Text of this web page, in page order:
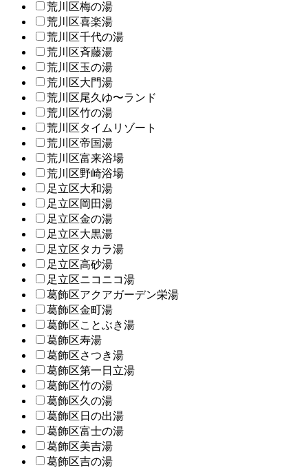
荒川区梅の湯
荒川区喜楽湯
荒川区千代の湯
荒川区斉藤湯
荒川区玉の湯
荒川区大門湯
荒川区尾久ゆ〜ランド
荒川区竹の湯
荒川区タイムリゾート
荒川区帝国湯
荒川区富来浴場
荒川区野崎浴場
足立区大和湯
足立区岡田湯
足立区金の湯
足立区大黒湯
足立区タカラ湯
足立区高砂湯
足立区ニコニコ湯
葛飾区アクアガーデン栄湯
葛飾区金町湯
葛飾区ことぶき湯
葛飾区寿湯
葛飾区さつき湯
葛飾区第一日立湯
葛飾区竹の湯
葛飾区久の湯
葛飾区日の出湯
葛飾区富士の湯
葛飾区美吉湯
葛飾区吉の湯